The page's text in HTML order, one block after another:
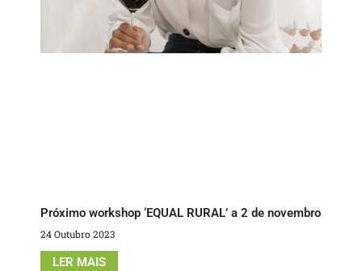
Próximo workshop ‘EQUAL RURAL’ a 2 de novembro
24 Outubro 2023
LER MAIS